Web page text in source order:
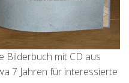
Bilderbuch mit CD aus
7 Jahren für interessierte